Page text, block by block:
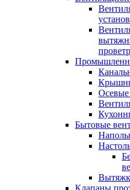
Осевые
Бытовые
Клапаны